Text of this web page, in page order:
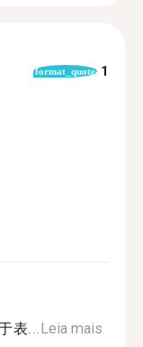
format_quote 1
表...Leia mais